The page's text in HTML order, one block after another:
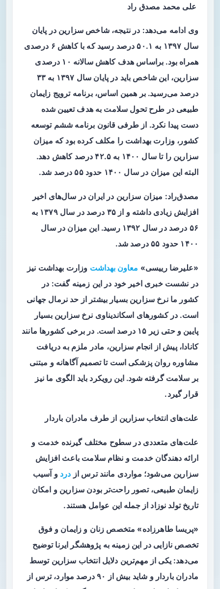
علی محمد مصدق راد
وی ادامه می‌دهد: در نتیجه، شاخص سزارین در پایان
سال ۱۳۹۷ به ۵۰.۱ درصد رسید که با کاهش ۶ درصدی
همراه بود. براساس هدف کاهش سالانه ۱۰ درصدی
سزارین، این شاخص باید در پایان سال ۱۳۹۷ به ۳۳
درصد می‌رسید. بر همین اساس، برنامه ترویج زایمان
طبیعی در طرح تحول سلامت به هدف تعیین شده
دست پیدا نکرد. از طرفی قانون برنامه ششم توسعه
کشور، وزارت بهداشت را مکلف کرده بود که میزان
سزارین را تا سال ۱۴۰۰ به ۴۲.۵ درصد کاهش دهد.
البته این میزان در سال ۱۴۰۰ حدود ۵۵ درصد شد.
مصدق‌راد: میزان سزارین در ایران در سال‌های اخیر
افزایش زیادی داشته و از ۳۵ درصد در سال ۱۳۷۹ به
۵۶ درصد در سال ۱۳۹۲ رسید. این میزان در سال
۱۴۰۰ حدود ۵۵ درصد شد.
«علیرضا رییسی» معاون بهداشت وزارت بهداشت نیز
در نشست خبری اخیر خود در این زمینه گفت: در
کشور ما نرخ سزارین بسیار بیشتر از حد نرمال جهانی
است. در کشورهای اسکاندیناوی نرخ سزارین بسیار
پایین و حتی زیر ۱۵ درصد است. در برخی کشورها مانند
کانادا، پیش از انجام سزارین، مادر ملزم به دریافت
مشاوره روان پزشکی است تا تصمیم آگاهانه و مبتنی
بر سلامت گرفته شود. این رویکرد باید الگوی ما نیز
قرار گیرد.
علت‌های انتخاب سزارین از طرف مادران باردار
علت‌های متعددی در سطوح مختلف گیرنده خدمت و
ارائه دهندگان خدمت و نظام سلامت باعث افزایش
سزارین می‌شود؛ مواردی مانند ترس از درد و آسیب
زایمان طبیعی، تصور راحت‌تر بودن سزارین و امکان
تاریخ تولد نوزاد از جمله این عوامل هستند.
«پریسا طاهرزاده» متخصص زنان و زایمان و فوق
تخصص نازایی در این زمینه به پژوهشگر ایرنا توضیح
می‌دهد: یکی از مهم‌ترین دلایل انتخاب سزارین توسط
مادران باردار و شاید بیش از ۹۰ درصد موارد، ترس از